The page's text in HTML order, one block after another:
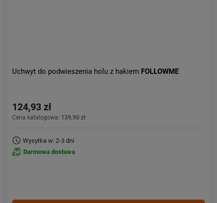
Uchwyt do podwieszenia holu z hakiem FOLLOWME
124,93 zł
Cena katalogowa: 139,90 zł
Wysyłka w: 2-3 dni
Darmowa dostawa